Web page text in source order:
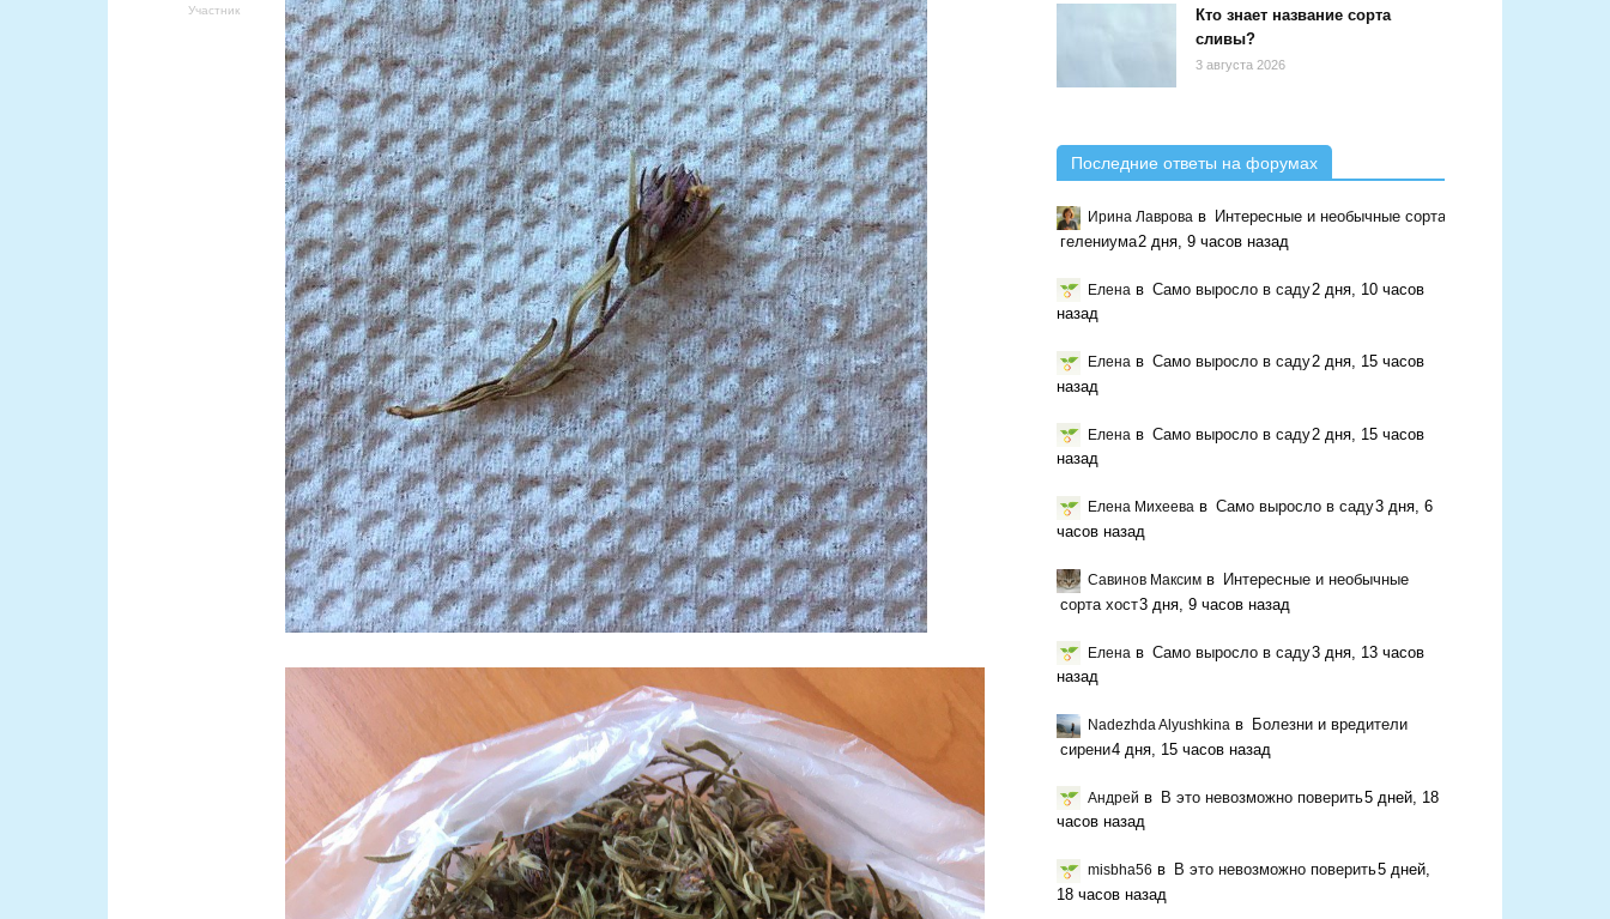
Участник
Кто знает название сорта
сливы?
3 августа 2026
Последние ответы на форумах
Ирина Лаврова в Интересные и необычные сорта
гелениума2 дня, 9 часов назад
Елена в Само выросло в саду2 дня, 10 часов
назад
Елена в Само выросло в саду2 дня, 15 часов
назад
Елена в Само выросло в саду2 дня, 15 часов
назад
Елена Михеева в Само выросло в саду3 дня, 6
часов назад
Савинов Максим в Интересные и необычные
сорта хост3 дня, 9 часов назад
Елена в Само выросло в саду3 дня, 13 часов
назад
Nadezhda Alyushkina в Болезни и вредители
сирени4 дня, 15 часов назад
Андрей в В это невозможно поверить5 дней, 18
часов назад
misbha56 в В это невозможно поверить5 дней,
18 часов назад